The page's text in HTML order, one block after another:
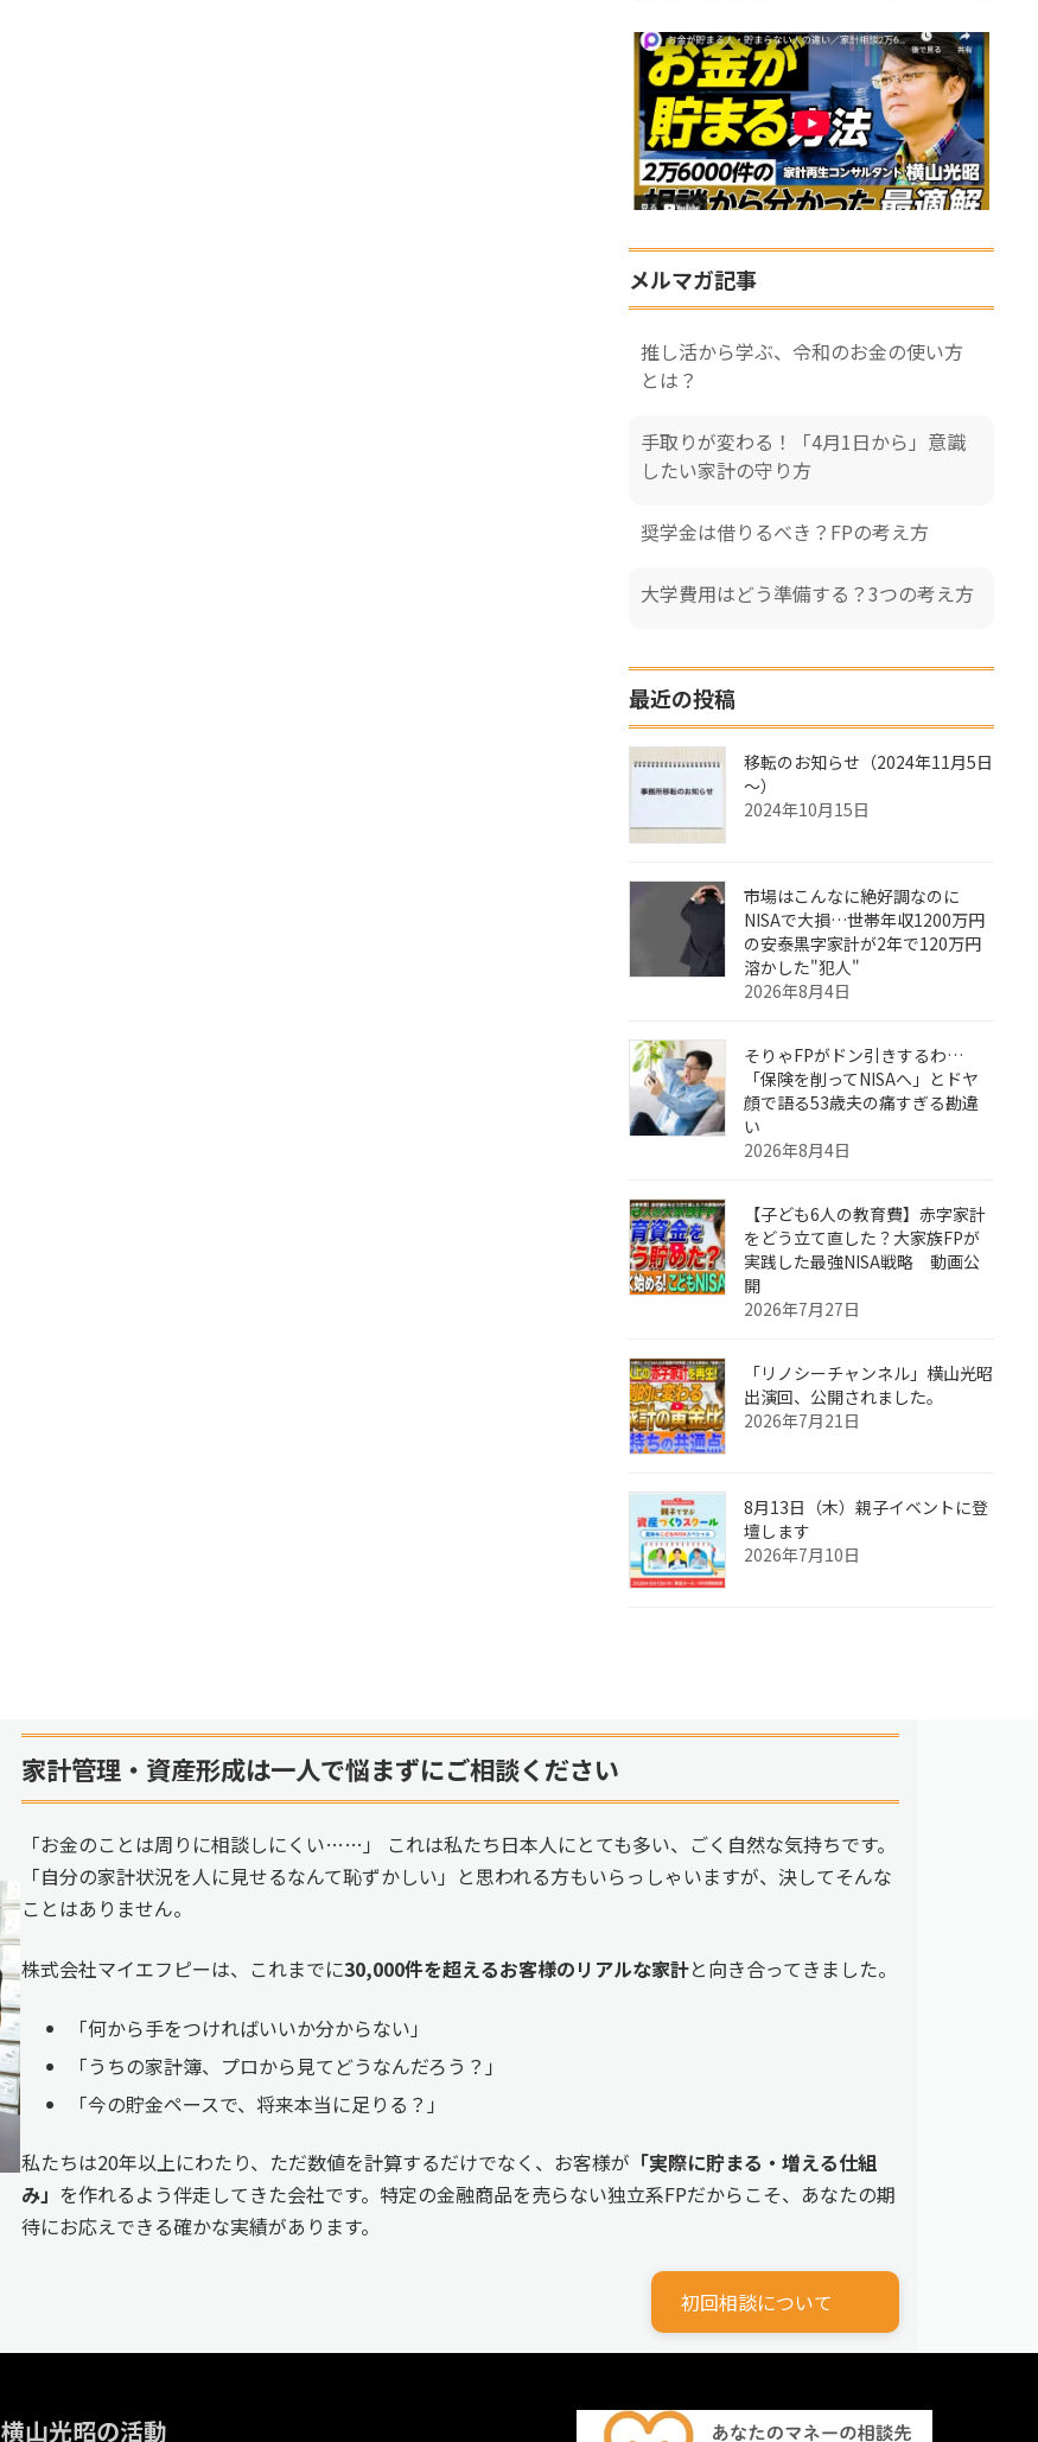
メルマガ記事
推し活から学ぶ、令和のお金の使い方
とは？
手取りが変わる！「4月1日から」意識
したい家計の守り方
奨学金は借りるべき？FPの考え方
大学費用はどう準備する？3つの考え方
最近の投稿
移転のお知らせ（2024年11月5日
～）
2024年10月15日
市場はこんなに絶好調なのに
NISAで大損…世帯年収1200万円
の安泰黒字家計が2年で120万円
溶かした"犯人"
2026年8月4日
そりゃFPがドン引きするわ…
「保険を削ってNISAへ」とドヤ
顔で語る53歳夫の痛すぎる勘違
い
2026年8月4日
【子ども6人の教育費】赤字家計
をどう立て直した？大家族FPが
実践した最強NISA戦略 動画公
開
2026年7月27日
「リノシーチャンネル」横山光昭
出演回、公開されました。
2026年7月21日
8月13日（木）親子イベントに登
壇します
2026年7月10日
家計管理・資産形成は一人で悩まずにご相談ください
「お金のことは周りに相談しにくい……」 これは私たち日本人にとても多い、ごく自然な気持ちです。
「自分の家計状況を人に見せるなんて恥ずかしい」と思われる方もいらっしゃいますが、決してそんな
ことはありません。
株式会社マイエフピーは、これまでに30,000件を超えるお客様のリアルな家計と向き合ってきました。
「何から手をつければいいか分からない」
「うちの家計簿、プロから見てどうなんだろう？」
「今の貯金ペースで、将来本当に足りる？」
私たちは20年以上にわたり、ただ数値を計算するだけでなく、お客様が 「実際に貯まる・増える仕組
み」 を作れるよう伴走してきた会社です。特定の金融商品を売らない独立系FPだからこそ、あなたの期
待にお応えできる確かな実績があります。
初回相談について
横山光昭の活動